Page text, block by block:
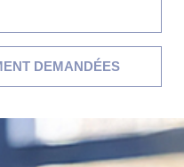
DEMANDÉES